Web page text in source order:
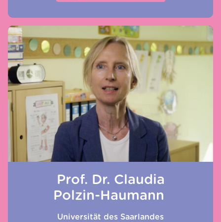
Prof. Dr. Claudia
Polzin-Haumann
Universität des Saarlandes